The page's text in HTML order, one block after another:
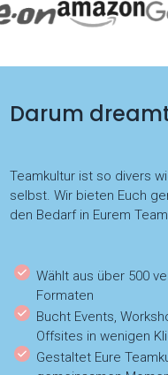
Darum
Teamkultur ist so divers
selbst. Wir bieten Euch
den Bedarf in Eurem
Wählt aus über 500
Formaten
Bucht Events,
Offsites in wenigen
Gestaltet Eure